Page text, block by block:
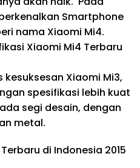
Smartphone
nama Xiaomi Mi4.
Xiaomi Mi4 Terbaru
kesuksesan Xiaomi Mi3,
spesifikasi lebih kuat
segi desain, dengan
metal.
di Indonesia 2015